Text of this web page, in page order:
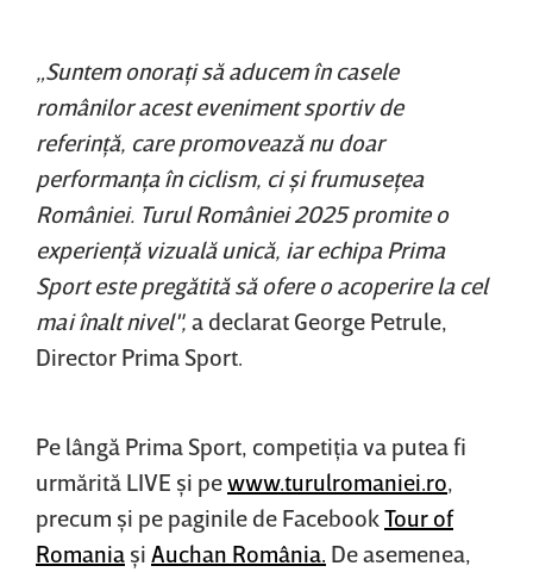
„Suntem onoraţi să aducem în casele
românilor acest eveniment sportiv de
referinţă, care promovează nu doar
performanţa în ciclism, ci şi frumuseţea
României. Turul României 2025 promite o
experienţă vizuală unică, iar echipa Prima
Sport este pregătită să ofere o acoperire la cel
mai înalt nivel", a declarat George Petrule,
Director Prima Sport.
Pe lângă Prima Sport, competiţia va putea fi
urmărită LIVE şi pewww.turulromaniei.ro
precum şi pe paginile de FacebookTour of
Romania şi Auchan România. De asemenea,